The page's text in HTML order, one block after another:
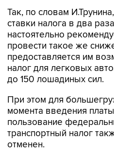
Так, по словам
ставки налога в два
настоятельно
провести такое же
предоставляется им
налог для легковых
до 150 лошадиных сил.
При этом для
момента введения
пользование
транспортный налог
отменен.